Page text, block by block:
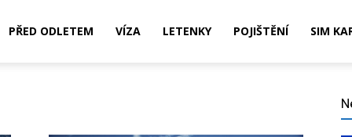
PŘED ODLETEM VÍZA LETENKY POJIŠTĚNÍ SIM